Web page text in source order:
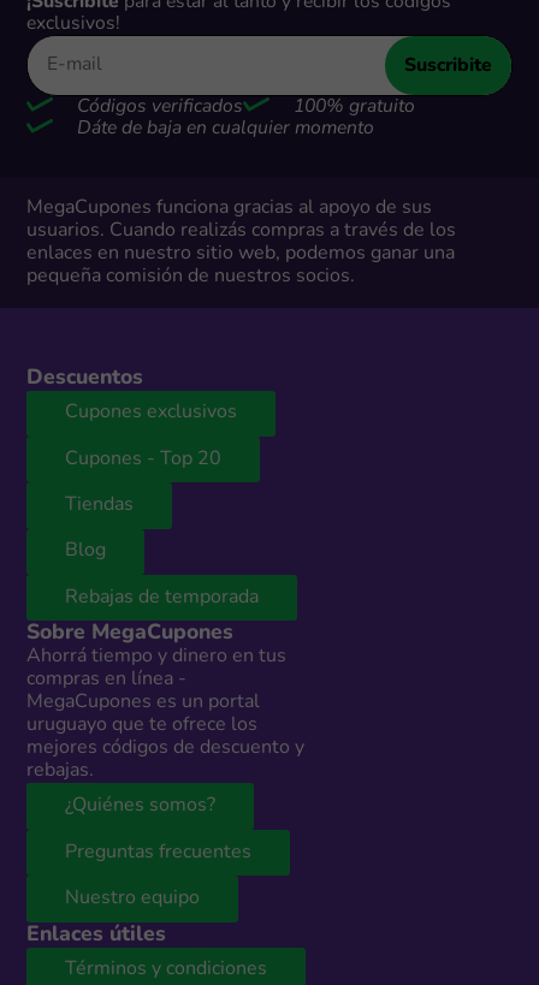
exclusivos!
Suscribite
Códigos verificados
100% gratuito
Dáte de baja en cualquier momento
MegaCupones funciona gracias al apoyo de sus
usuarios. Cuando realizás compras a través de los
enlaces en nuestro sitio web, podemos ganar una
pequeña comisión de nuestros socios.
Descuentos
Cupones exclusivos
Cupones - Top 20
Tiendas
Blog
Rebajas de temporada
Sobre MegaCupones
Ahorrá tiempo y dinero en tus
compras en línea -
MegaCupones es un portal
uruguayo que te ofrece los
mejores códigos de descuento y
rebajas.
¿Quiénes somos?
Preguntas frecuentes
Nuestro equipo
Enlaces útiles
Términos y condiciones